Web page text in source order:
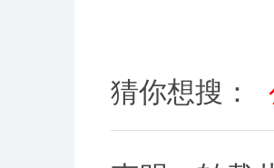
猜你想搜：